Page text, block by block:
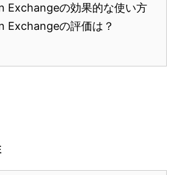
Exchangeの効果的な使い方
Exchangeの評価は？